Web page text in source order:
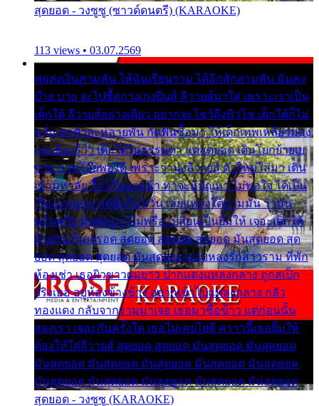
สุดยอด - วงซูซู (ซาวด์ดนตรี) (KARAOKE)
113 views • 03.07.2569
พ่อส่งเงินสามพัน ให้ฉันเรียนราม ได้อีกสักสามพัน ฉันคง
บ๊าย บาย จะไปซื้อกางเกงยีนส์ ลีวายส์มาใส่ เพราะเราเป็น
เด็กใต้ ลีวายส์อย่างเดียว อยากจะโชว์ถึงหิวโซ เด็กใต้ก็ไม่
หวั่น ตกตัวละหลายพัน กัดฟันซื้อมา ให้เด็กเทพเหลียวมอง
และต้องรู้ว่า เด็กใต้ไม่ธรรมดา แต่สุดยอด เดินโยกย้ายเย
ยวน กวนโอ๊ยพอได้ เพราะว่านุ่งลีวายส์ ตัวใหม่ใส่มา เดิน
เข้ามหาลัย จิ๊กโก๊มองหน้า ท่าจะมีปัญหา ไม่พอใจ ได้เป็น
เรื่องแน่นอน แต่ฉันไม่หวั่น เลยแหลงใต้ถามมัน ว่ามัน
พรั่นพรือ มันตอบว่าไม่พรื่อ เปลี่ยนเป็นยิ้มให้ เจอะเด็กใต้
ด้วยกัน ก็เลยรอด สุดยอด สุดยอด สุดยอด มันสุดยอด สุด
ยอด สุดยอด สุดยอด มันสุดยอด แอบหลงรักสาวราม ที่พัก
ห้องเช่า เธอผิวขาวผมยาว ปากแดงแหลงกลาง ถูกสเป็ก
จริงเธอ อยู่ห้องข้างข้าง อยากเข้าไปแหลงกลาง กลัว
ทองแดง กลับจากรามมาเจอ เธอมาซื้อข้าว แต่ก่อนนั้น
สองเรา เจอะกันครั้งใด เธอไม่เคยไยดี คราวนี้เธอยิ้มให้
ต้องให้ใส่ลีวายส์ สุดยอด สุดยอด มันสุดยอด มันสุดยอด
มันสุดยอด มันสุดยอด มันสุดยอด มันสุดยอด มันสุดยอด
มันสุดยอด มันสุดยอด มันสุดยอด มันสุดยอด มันสุดยอด
สุดยอด - วงซูซู (KARAOKE)